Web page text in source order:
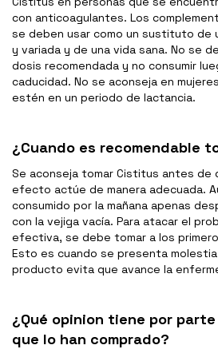
con anticoagulantes. Los
se deben usar como un sustituto de
y variada y de una vida sana. No se
dosis recomendada y no consumir
caducidad. No se aconseja en
estén en un periodo de lactancia.
¿Cuando es recomendable
Se aconseja tomar Cistitus antes de
efecto actúe de manera adecuada.
consumido por la mañana apenas
con la vejiga vacía. Para atacar el
efectiva, se debe tomar a los
Esto es cuando se presenta
producto evita que avance la
¿Qué opinion tiene por
que lo han comprado?